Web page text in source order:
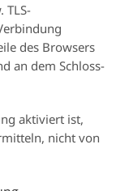
TLS-
des Browsers
an dem Schloss-
aktiviert ist,
nicht von